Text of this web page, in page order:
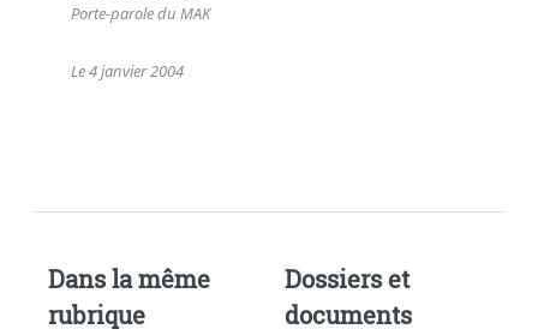
Porte-parole du MAK
Le 4 janvier 2004
Dans la même
rubrique
Dossiers et
documents